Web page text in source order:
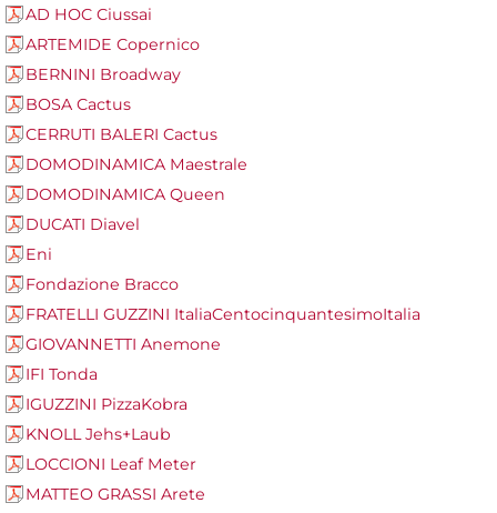
AD HOC Ciussai
ARTEMIDE Copernico
BERNINI Broadway
BOSA Cactus
CERRUTI BALERI Cactus
DOMODINAMICA Maestrale
DOMODINAMICA Queen
DUCATI Diavel
Eni
Fondazione Bracco
FRATELLI GUZZINI ItaliaCentocinquantesimoItalia
GIOVANNETTI Anemone
IFI Tonda
IGUZZINI PizzaKobra
KNOLL Jehs+Laub
LOCCIONI Leaf Meter
MATTEO GRASSI Arete